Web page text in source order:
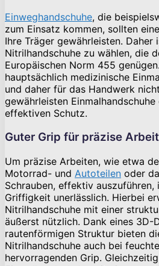
Einweghandschuhe, die
zum Einsatz kommen, sollten
Ihre Träger gewährleisten. Daher
Nitrilhandschuhe zu wählen, die
Europäischen Norm 455
hauptsächlich medizinische
und daher für das Handwerk
gewährleisten
effektiven Schutz.
Guter Grip für präzise
Um präzise Arbeiten, wie etwa
Motorrad- und Autoteilen oder
Schrauben, effektiv auszuführen,
Griffigkeit unerlässlich. Hierbei
Nitrilhandschuhe mit einer
äußerst nützlich. Dank eines 3D-
rautenförmigen Struktur bieten
Nitrilhandschuhe auch bei
hervorragenden Grip.